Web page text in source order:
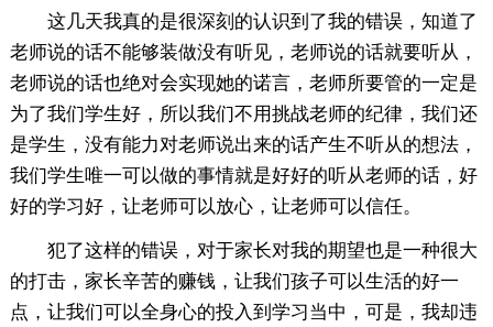
这几天我真的是很深刻的认识到了我的错误，知道了
老师说的话不能够装做没有听见，老师说的话就要听从，
老师说的话也绝对会实现她的诺言，老师所要管的一定是
为了我们学生好，所以我们不用挑战老师的纪律，我们还
是学生，没有能力对老师说出来的话产生不听从的想法，
我们学生唯一可以做的事情就是好好的听从老师的话，好
好的学习好，让老师可以放心，让老师可以信任。
犯了这样的错误，对于家长对我的期望也是一种很大
的打击，家长辛苦的赚钱，让我们孩子可以生活的好一
点，让我们可以全身心的投入到学习当中，可是，我却违